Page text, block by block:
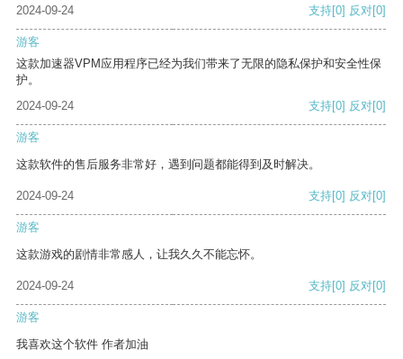
2024-09-24
支持[0] 反对[0]
游客
这款加速器VPM应用程序已经为我们带来了无限的隐私保护和安全性保
护。
2024-09-24
支持[0] 反对[0]
游客
这款软件的售后服务非常好，遇到问题都能得到及时解决。
2024-09-24 支持[0] 反对[0]
游客
这款游戏的剧情非常感人，让我久久不能忘怀。
2024-09-24 支持[0] 反对[0]
游客
我喜欢这个软件 作者加油